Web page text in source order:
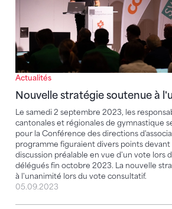
Actualités
Nouvelle stratégie soutenue à
Le samedi 2 septembre 2023, les
cantonales et régionales de gymnastique
pour la Conférence des directions
programme figuraient divers points
discussion préalable en vue d'un vote lors
délégués fin octobre 2023. La nouvelle
à l'unanimité lors du vote consultatif.
05.09.2023